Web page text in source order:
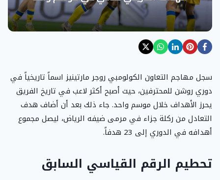
سجل مهاجم التعاون الكولومبي روجر مارتينيز اسماً تاريخياً في
دوري روشن للمحترفين، حيث أصبح أكثر لاعب في تاريخ الفريق
يحرز الأهداف خلال موسم واحد. جاء ذلك بعد أن أضاف هدف
التعادل من ركلة جزاء في مرمى ضيفه الرياض، ليصل مجموع
أهدافه في الدوري إلى 23 هدفاً.
تحطيم الرقم القياسي السابق